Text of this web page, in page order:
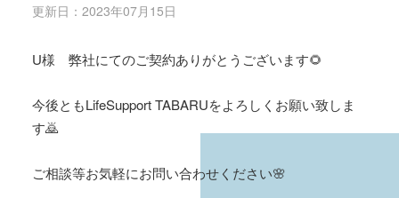
更新日： 2023年07月15日
U様 弊社にてのご契約ありがとうございます🌻
今後ともLifeSupport TABARUをよろしくお願い致しま
す🙇
ご相談等お気軽にお問い合わせください🌸